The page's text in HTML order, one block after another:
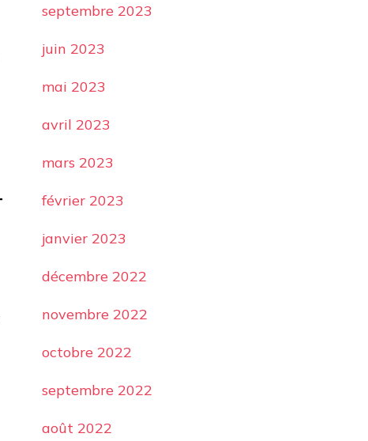
septembre 2023
juin 2023
mai 2023
avril 2023
mars 2023
février 2023
janvier 2023
décembre 2022
novembre 2022
octobre 2022
septembre 2022
août 2022